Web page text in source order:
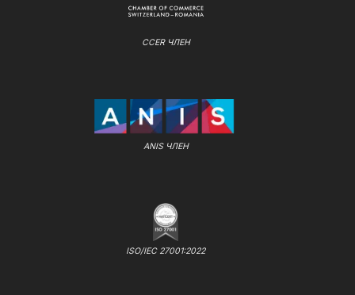
CCER ЧЛЕН
ANIS ЧЛЕН
ISO/IEC 27001:2022